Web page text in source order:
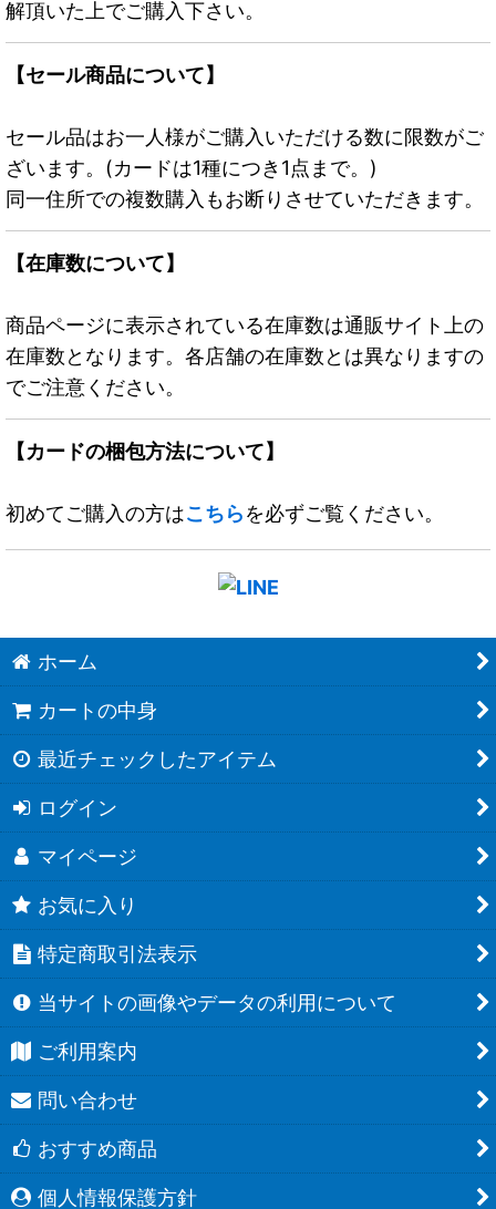
解頂いた上でご購入下さい。
【セール商品について】
セール品はお一人様がご購入いただける数に限数がご
ざいます。(カードは1種につき1点まで。)
同一住所での複数購入もお断りさせていただきます。
【在庫数について】
商品ページに表示されている在庫数は通販サイト上の
在庫数となります。各店舗の在庫数とは異なりますの
でご注意ください。
【カードの梱包方法について】
初めてご購入の方はこちらを必ずご覧ください。
ホーム
カートの中身
最近チェックしたアイテム
ログイン
マイページ
お気に入り
特定商取引法表示
当サイトの画像やデータの利用について
ご利用案内
問い合わせ
おすすめ商品
個人情報保護方針